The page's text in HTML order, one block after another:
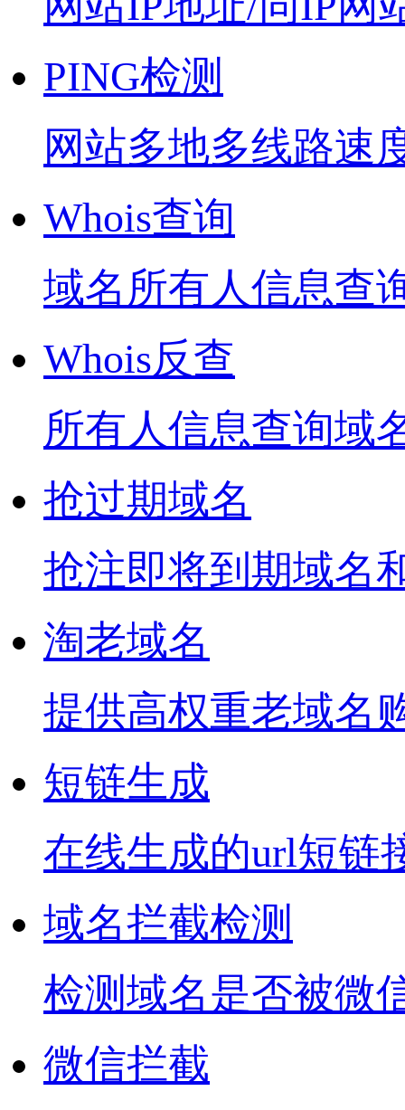
PING检测
网站多地多线路速
Whois查询
域名所有人信息查
Whois反查
所有人信息查询域
抢过期域名
抢注即将到期域名
淘老域名
提供高权重老域名
短链生成
在线生成的url短链
域名拦截检测
检测域名是否被微
微信拦截